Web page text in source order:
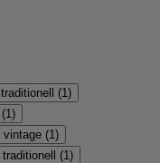
(1)
(1)
vintage (1)
(1)